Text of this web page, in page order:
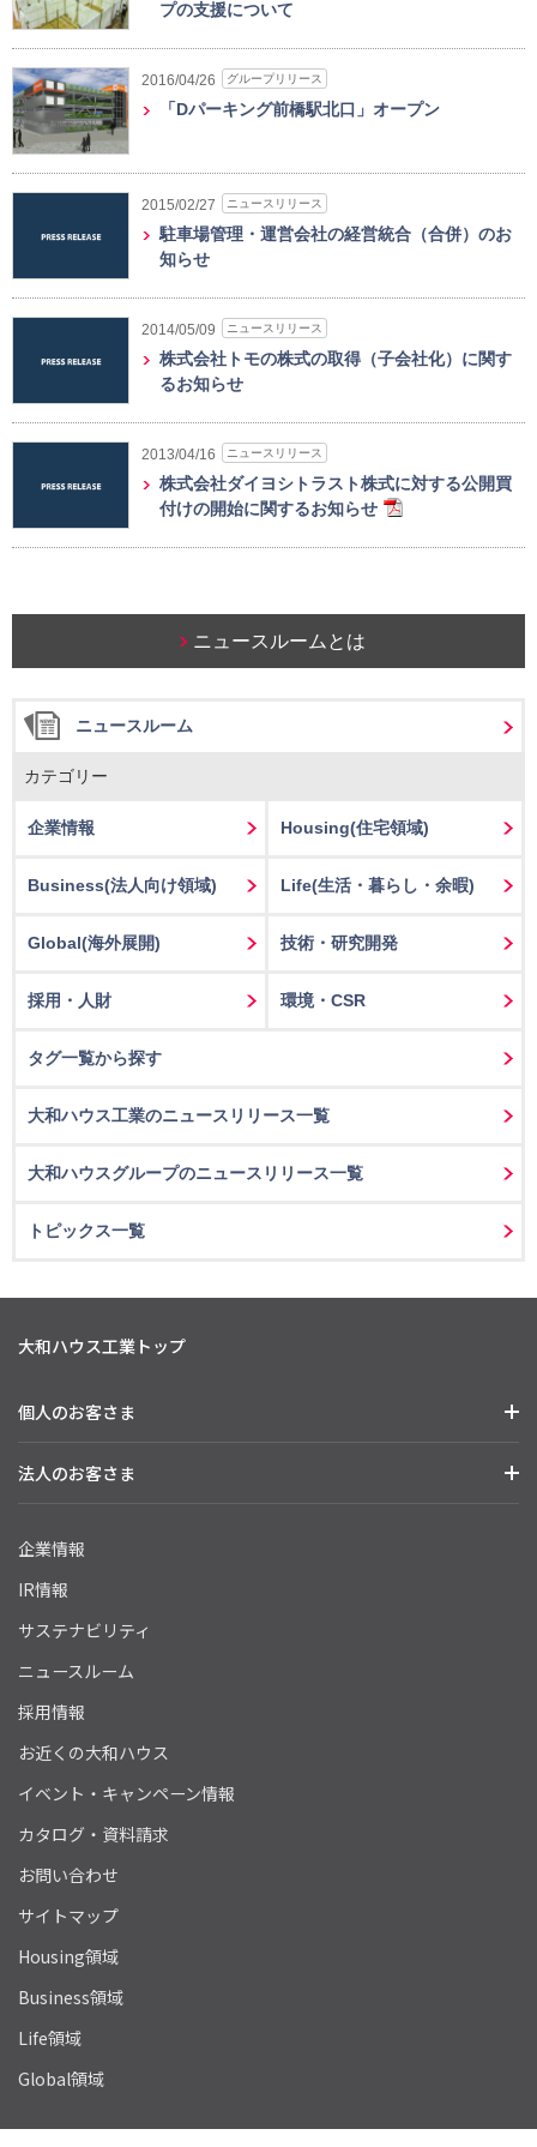
プの支援について
2016/04/26 グループリリース
「Dパーキング前橋駅北口」オープン
2015/02/27 ニュースリリース
駐車場管理・運営会社の経営統合（合併）のお
知らせ
2014/05/09 ニュースリリース
株式会社トモの株式の取得（子会社化）に関す
るお知らせ
2013/04/16 ニュースリリース
株式会社ダイヨシトラスト株式に対する公開買
付けの開始に関するお知らせ
ニュースルームとは
ニュースルーム
カテゴリー
企業情報 Housing(住宅領域)
Business(法人向け領域) Life(生活・暮らし・余暇)
Global(海外展開) 技術・研究開発
採用・人財 環境・CSR
タグ一覧から探す
大和ハウス工業のニュースリリース一覧
大和ハウスグループのニュースリリース一覧
トピックス一覧
大和ハウス工業トップ
個人のお客さま
法人のお客さま
企業情報
IR情報
サステナビリティ
ニュースルーム
採用情報
お近くの大和ハウス
イベント・キャンペーン情報
カタログ・資料請求
お問い合わせ
サイトマップ
Housing領域
Business領域
Life領域
Global領域